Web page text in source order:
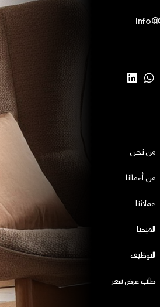
من نحن
من أعمالنا
عملائنا
الميديا
التوظيف
طلب عرض سعر